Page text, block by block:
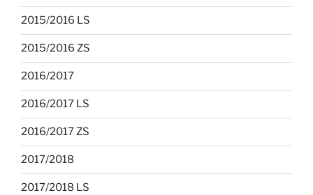
2015/2016 LS
2015/2016 ZS
2016/2017
2016/2017 LS
2016/2017 ZS
2017/2018
2017/2018 LS